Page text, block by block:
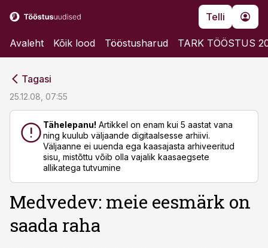
Telli
Avaleht Kõik lood Tööstusharud TARK TÖÖSTUS
Tagasi
25.12.08, 07:55
Tähelepanu! Artikkel on enam kui 5 aastat vana
ning kuulub väljaande digitaalsesse arhiivi.
Väljaanne ei uuenda ega kaasajasta arhiveeritud
sisu, mistõttu võib olla vajalik kaasaegsete
allikatega tutvumine
Medvedev: meie eesmärk on
saada raha